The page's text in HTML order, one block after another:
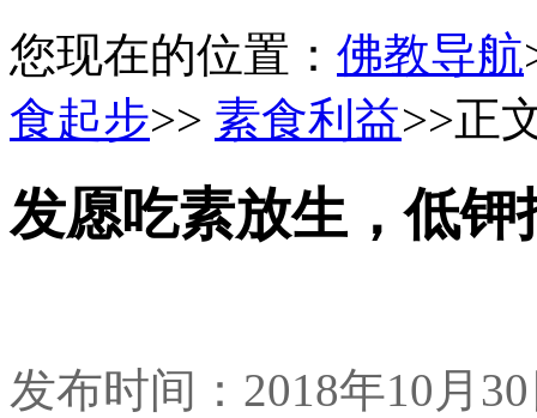
您现在的位置： 佛教导航
食起步>> 素食利益>>正
发愿吃素放生，低
发布时间：2018年10月